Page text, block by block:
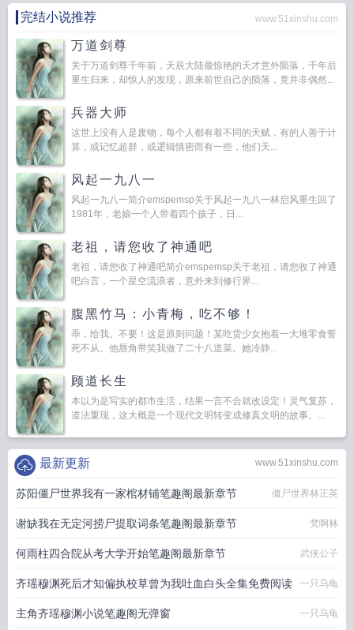
完结小说推荐 www.51xinshu.com
万道剑尊
关于万道剑尊千年前，天辰大陆最惊艳的天才意外陨落，千年后
重生归来，却惊人的发现，原来前世自己的陨落，竟并非偶然...
兵器大师
这世上没有人是废物，每个人都有着不同的天赋，有的人善于计
算，或记忆超群，或逻辑慎密而有一些，他们天...
风起一九八一
风起一九八一简介emspemsp关于风起一九八一林启风重生回了
1981年，老娘一个人带着四个孩子，日...
老祖，请您收了神通吧
老祖，请您收了神通吧简介emspemsp关于老祖，请您收了神通
吧白言，一个星空流浪者，意外来到修行界...
腹黑竹马：小青梅，吃不够！
乖，给我。不要！这是原则问题！某吃货少女抱着一大堆零食誓
死不从。他唇角带笑我做了二十八道菜。她冷静...
顾道长生
本以为是写实的都市生活，结果一言不合就改设定！灵气复苏，
道法重现，这大概是一个现代文明转变成修真文明的故事。...
www.51xinshu.com
最新更新
苏阳僵尸世界我有一家棺材铺笔趣阁最新章节 僵尸世界林正英
谢缺我在无定河捞尸提取词条笔趣阁最新章节 梵啊林
何雨柱四合院从考大学开始笔趣阁最新章节 武侠公子
齐瑶穆渊死后才知偏执校草曾为我吐血白头全集免费阅读 一只乌龟
主角齐瑶穆渊小说笔趣阁无弹窗 一只乌龟